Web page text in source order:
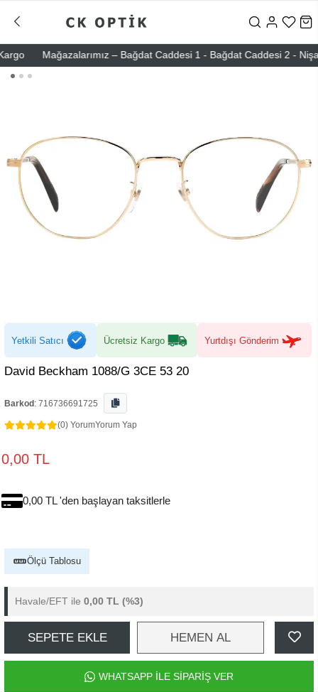
Mağazalarımız – Bağdat Caddesi 1 - Bağdat Caddesi 2 -
Yetkili Satıcı Ücretsiz Kargo Yurtdışı Gönderim
David Beckham 1088/G 3CE 53 20
Barkod : 716736691725
(0) YorumYorum Yap
0,00 TL
0,00 TL 'den başlayan taksitlerle
Ölçü Tablosu
Havale/EFT ile 0,00 TL (%3)
SEPETE EKLE HEMEN AL
WHATSAPP İLE SİPARİŞ VER